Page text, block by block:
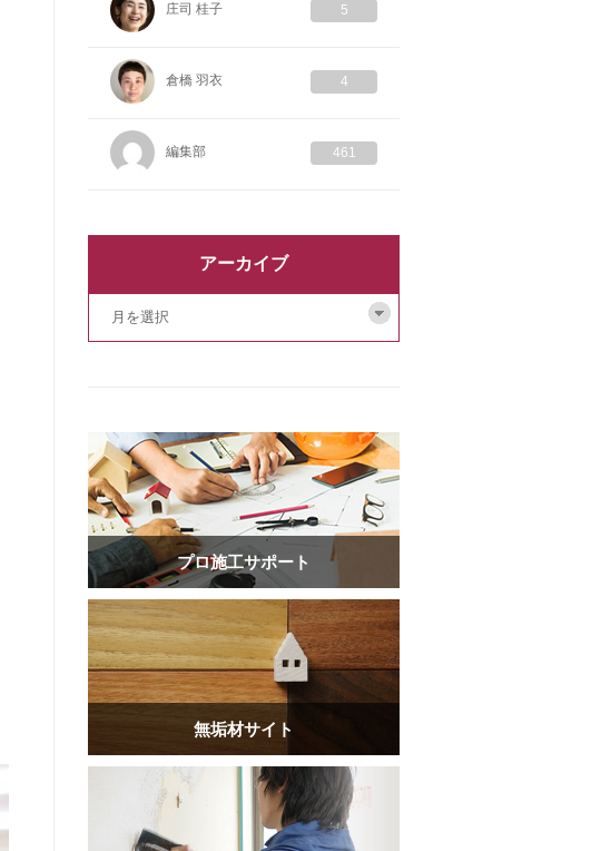
庄司 桂子 5
倉橋 羽衣 4
編集部 461
アーカイブ
プロ施工サポート
無垢材サイト